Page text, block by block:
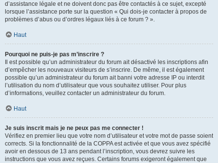
d’assistance légale et ne doivent donc pas être contactés à ce sujet, excepté
lorsque l’assistance porte sur la question « Qui dois-je contacter à propos de
problèmes d’abus ou d’ordres légaux liés à ce forum ? ».
Haut
Pourquoi ne puis-je pas m’inscrire ?
Il est possible qu’un administrateur du forum ait désactivé les inscriptions afin
d’empêcher les nouveaux visiteurs de s’inscrire. De même, il est également
possible qu’un administrateur du forum ait banni votre adresse IP ou interdit
l’utilisation du nom d’utilisateur que vous souhaitez utiliser. Pour plus
d’informations, veuillez contacter un administrateur du forum.
Haut
Je suis inscrit mais je ne peux pas me connecter !
Vérifiez en premier lieu que votre nom d’utilisateur et votre mot de passe soient
corrects. Si la fonctionnalité de la COPPA est activée et que vous avez spécifié
avoir en dessous de 13 ans pendant l’inscription, vous devrez suivre les
instructions que vous avez reçues. Certains forums exigeront également que